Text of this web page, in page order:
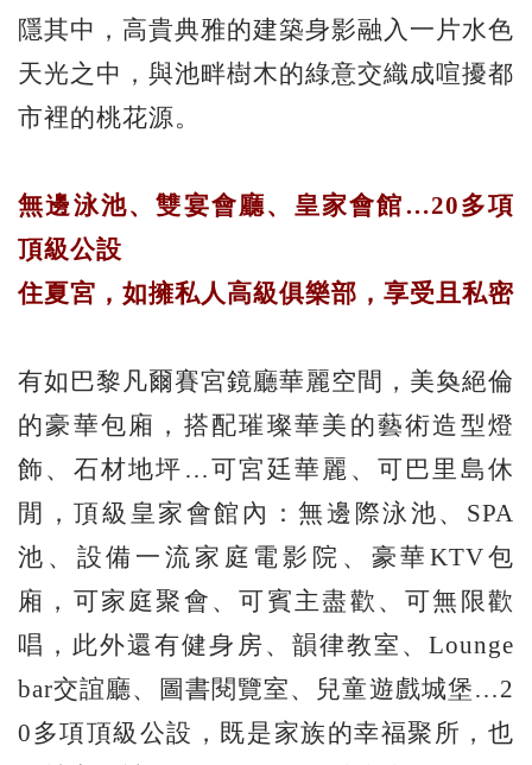
隱其中，高貴典雅的建築身影融入一片水色
天光之中，與池畔樹木的綠意交織成喧擾都
市裡的桃花源。
無邊泳池、雙宴會廳、皇家會館…20多項
頂級公設
住夏宮，如擁私人高級俱樂部，享受且私密
有如巴黎凡爾賽宮鏡廳華麗空間，美奐絕倫
的豪華包廂，搭配璀璨華美的藝術造型燈
飾、石材地坪…可宮廷華麗、可巴里島休
閒，頂級皇家會館內：無邊際泳池、SPA
池、設備一流家庭電影院、豪華KTV包
廂，可家庭聚會、可賓主盡歡、可無限歡
唱，此外還有健身房、韻律教室、Lounge
bar交誼廳、圖書閱覽室、兒童遊戲城堡…2
0多項頂級公設，既是家族的幸福聚所，也